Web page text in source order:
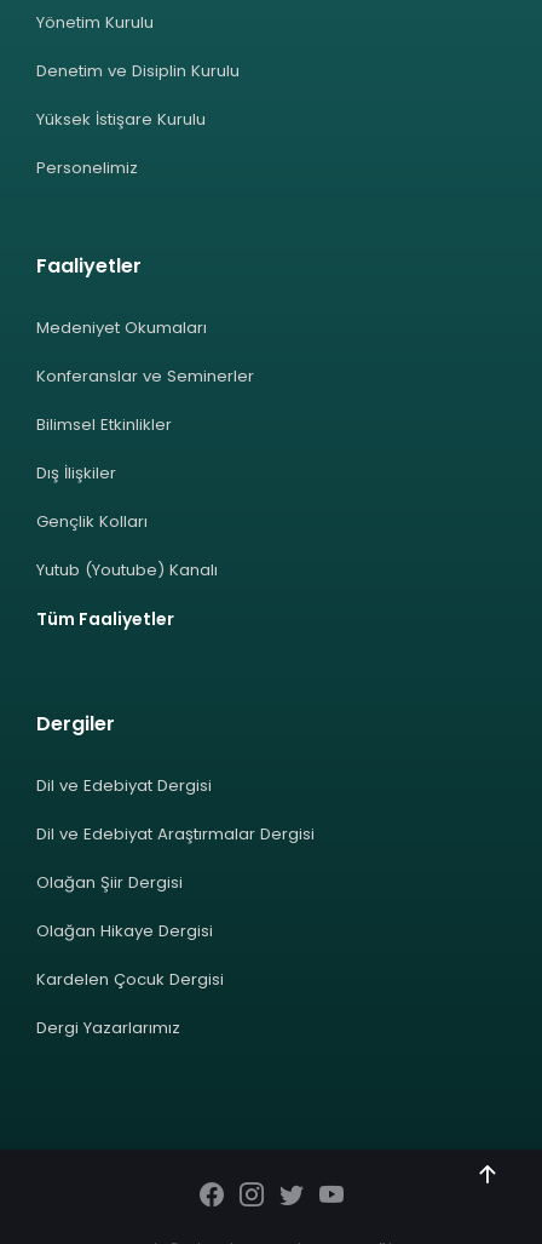
Yönetim Kurulu
Denetim ve Disiplin Kurulu
Yüksek İstişare Kurulu
Personelimiz
Faaliyetler
Medeniyet Okumaları
Konferanslar ve Seminerler
Bilimsel Etkinlikler
Dış İlişkiler
Gençlik Kolları
Yutub (Youtube) Kanalı
Tüm Faaliyetler
Dergiler
Dil ve Edebiyat Dergisi
Dil ve Edebiyat Araştırmalar Dergisi
Olağan Şiir Dergisi
Olağan Hikaye Dergisi
Kardelen Çocuk Dergisi
Dergi Yazarlarımız